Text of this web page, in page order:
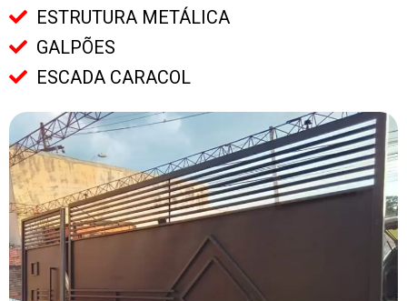
ESTRUTURA METÁLICA
GALPÕES
ESCADA CARACOL